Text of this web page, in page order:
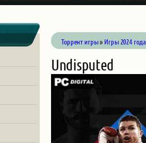
Торрент игры» Игры 2024 года
Undisputed